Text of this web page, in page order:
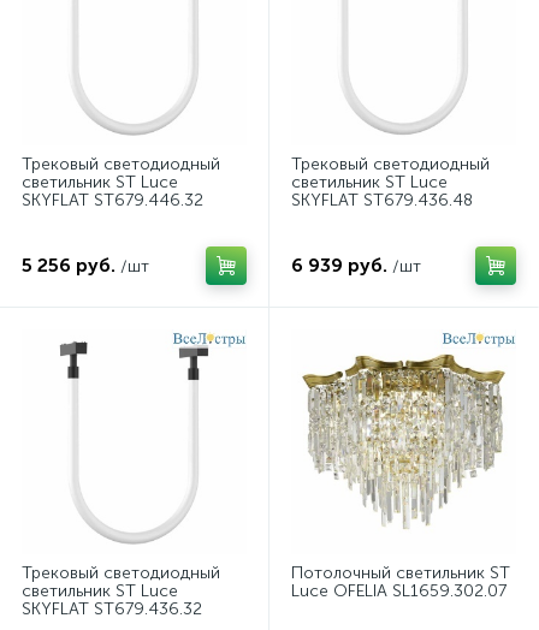
Трековый светодиодный
светильник ST Luce
SKYFLAT ST679.446.32
5 256 руб. /шт
Трековый светодиодный
светильник ST Luce
SKYFLAT ST679.436.48
6 939 руб. /шт
Трековый светодиодный
светильник ST Luce
SKYFLAT ST679.436.32
Потолочный светильник ST
Luce OFELIA SL1659.302.07